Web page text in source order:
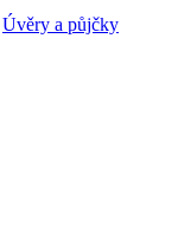
Úvěry a půjčky